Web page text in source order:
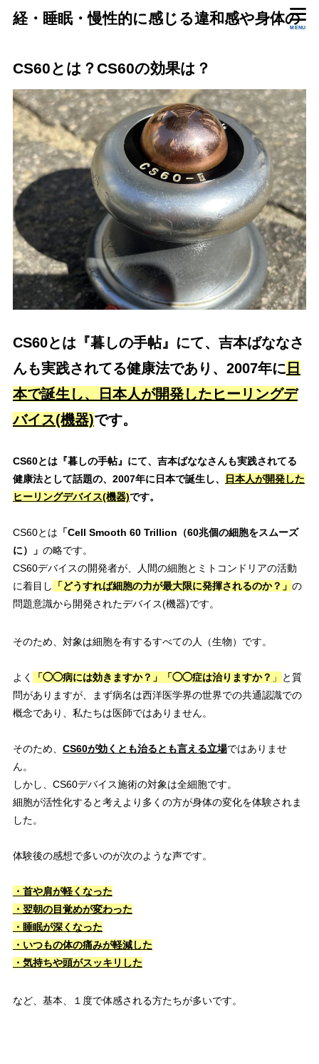
経・睡眠・慢性的に感じる違和感や身体の
MENU
CS60とは？CS60の効果は？
CS60とは『暮しの手帖』にて、吉本ばななさ
んも実践されてる健康法であり、2007年に 日
本で誕生し、日本人が開発したヒーリングデ
バイス(機器)です。
CS60とは『暮しの手帖』にて、吉本ばななさんも実践されてる
健康法として話題の、2007年に日本で誕生し、
日本人が開発した
ヒーリングデバイス(機器)です。
CS60とは 「Cell Smooth 60 Trillion（60兆個の細胞をスムーズ
に）」 の略です。
CS60デバイスの開発者が、人間の細胞とミトコンドリアの活動
に着目し
「どうすれば細胞の力が最大限に発揮されるのか？」 の
問題意識から開発されたデバイス(機器)です。
そのため、対象は細胞を有するすべての人（生物）です。
よく 「◯◯病には効きますか？」「◯◯症は治りますか？ 」
と質
問がありますが、まず病名は西洋医学界の世界での共通認識での
概念であり、私たちは医師ではありません。
そのため、 CS60が効くとも治るとも言える立場ではありませ
ん。
しかし、CS60デバイス施術の対象は全細胞です。
細胞が活性化すると考えより多くの方が身体の変化を体験されま
した。
体験後の感想で多いのが次のような声です。
・首や肩が軽くなった
・翌朝の目覚めが変わった
・睡眠が深くなった
・いつもの体の痛みが軽減した
・気持ちや頭がスッキリした
など、基本、１度で体感される方たちが多いです。